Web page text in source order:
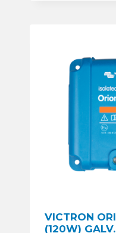
VICTRON
(120W)